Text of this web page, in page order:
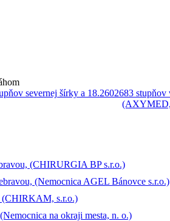
(CHIRURGIA BP s.r.o.)
(Nemocnica AGEL Bánovce s.r.o.)
(CHIRKAM, s.r.o.)
na okraji mesta, n. o.)